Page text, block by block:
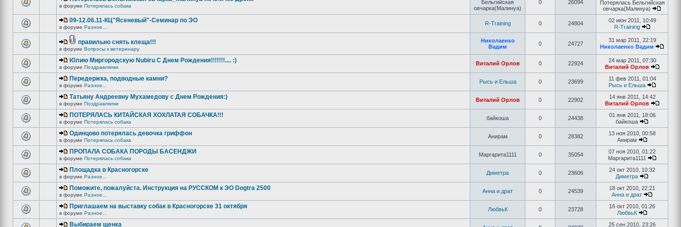
в форуме Потерялась собака
Бельгийская
овчарка(Малинуа)
0 26094
Потерялась Бельгийская
овчарка(Малинуа)
09-12.06.11-КЦ"Ясеневый"-Семинар по ЭО
в форуме Разное...
R-Training 0 24804
02 июн 2011, 10:49
R-Training
правильно снять клеща!!!
в форуме Вопросы к ветеринару
Николаенко
Вадим
0 24727
31 мар 2011, 22:19
Николаенко Вадим
Юлию Миргородскую Nubiru С Днем Рождения!!!!!!!.... :)
в форуме Поздравлялки
Виталий Орлов 0 22924
24 мар 2011, 07:30
Виталий Орлов
Передержка, подводные камни?
в форуме Разное...
Рысь и Ельша 0 23699
11 фев 2011, 01:04
Рысь и Ельша
Татьяну Андреевну Мухамедову с Днем Рождения:)
в форуме Поздравлялки
Виталий Орлов 0 22902
14 янв 2011, 14:42
Виталий Орлов
ПОТЕРЯЛАСЬ КИТАЙСКАЯ ХОХЛАТАЯ СОБАЧКА!!!
в форуме Потерялась собака
байкоша 0 24438
01 янв 2011, 18:06
байкоша
Одинцово потерялась девочка гриффон
в форуме Потерялась собака
Анирам 0 28382
13 ноя 2010, 00:58
Анирам
ПРОПАЛА СОБАКА ПОРОДЫ БАСЕНДЖИ
в форуме Потерялась собака
Маргарита1111 0 35054
07 ноя 2010, 01:22
Маргарита1111
Площадка в Красногорске
в форуме Разное...
Диметра 0 23606
24 окт 2010, 10:32
Диметра
Поможите, пожалуйста. Инструкция на РУССКОМ к ЭО Dogtra 2500
в форуме Разное...
Анна и драт 0 24539
18 окт 2010, 22:21
Анна и драт
Приглашаем на выставку собак в Красногорске 31 октября
в форуме Разное...
ЛюбвьК 0 23728
16 окт 2010, 01:26
ЛюбвьК
Выбираем щенка 25 сен 2010, 23:26